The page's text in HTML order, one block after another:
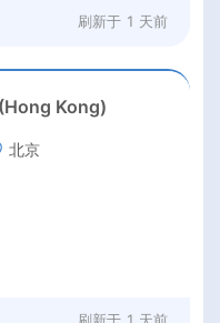
刷新于 1 天前
Kong)
北京